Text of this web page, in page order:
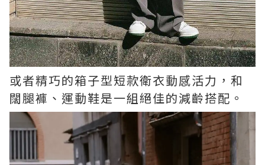
或者精巧的箱子型短款衛衣動感活力，和
闊腿褲、運動鞋是一組絕佳的減齡搭配。